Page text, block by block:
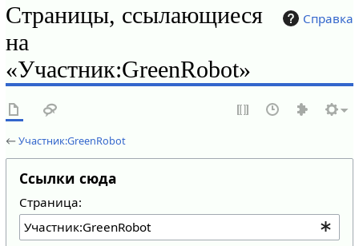
Справка
Страницы, ссылающиеся
на
«Участник:GreenRobot»
←Участник:GreenRobot
Ссылки сюда
Страница: